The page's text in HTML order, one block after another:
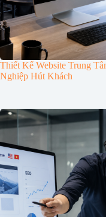
Thiết Kế Website Trung
Nghiệp Hút Khách